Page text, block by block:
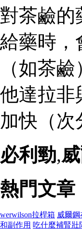
對茶鹼的
給藥時，
（如茶
他達拉非
加快（次
必利勁,
熱門文章
werwilson拉桿箱 威爾
和副作用 吃什麼補腎壯